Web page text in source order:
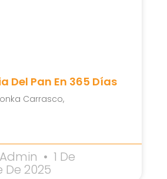
Del Pan En 365 Días
Carrasco,
1 De
2025